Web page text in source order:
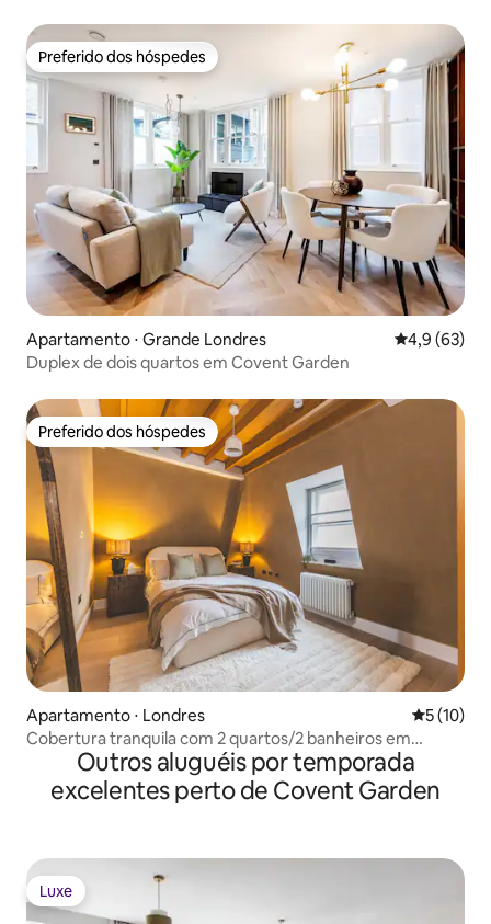
Preferido dos hóspedes
Preferido dos hóspedes
Apartamento ⋅ Grande Londres 4,9 de uma
4,9 (63)
Duplex de dois quartos em Covent Garden
Preferido dos hóspedes
Preferido dos hóspedes
Apartamento ⋅ Londres 5 de uma
5 (10)
Cobertura tranquila com 2 quartos/2 banheiros em
Covent Garden
Outros aluguéis por temporada
excelentes perto de Covent Garden
Luxe
Luxe